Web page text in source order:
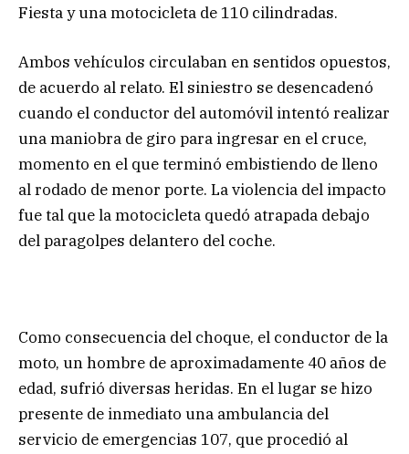
Fiesta y una motocicleta de 110 cilindradas.
Ambos vehículos circulaban en sentidos opuestos,
de acuerdo al relato. El siniestro se desencadenó
cuando el conductor del automóvil intentó realizar
una maniobra de giro para ingresar en el cruce,
momento en el que terminó embistiendo de lleno
al rodado de menor porte. La violencia del impacto
fue tal que la motocicleta quedó atrapada debajo
del paragolpes delantero del coche.
Como consecuencia del choque, el conductor de la
moto, un hombre de aproximadamente 40 años de
edad, sufrió diversas heridas. En el lugar se hizo
presente de inmediato una ambulancia del
servicio de emergencias 107, que procedió al